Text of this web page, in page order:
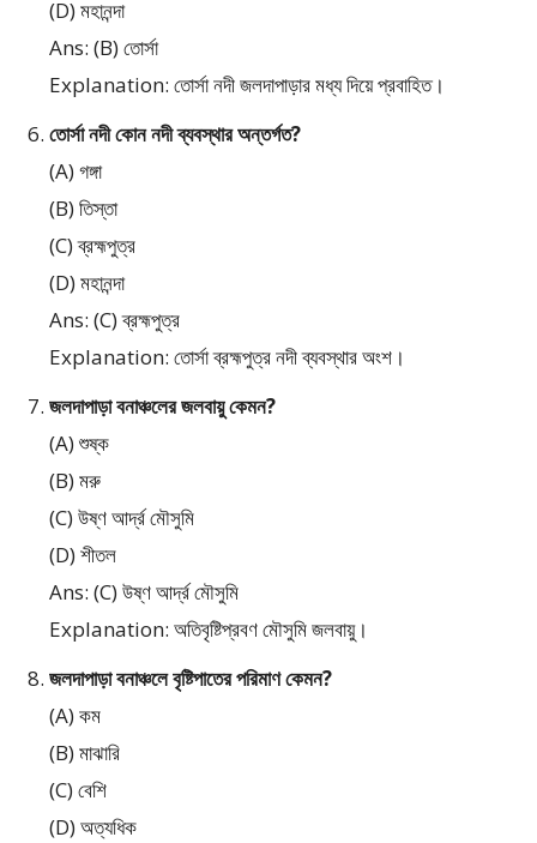
(D) মহানন্দা
Ans: (B) তোর্সা
Explanation: তোর্সা নদী জলদাপাড়ার মধ্য দিয়ে প্রবাহিত।
তোর্সা নদী কোন নদী ব্যবস্থার অন্তর্গত?
(A) গঙ্গা
(B) তিস্তা
(C) ব্রহ্মপুত্র
(D) মহানন্দা
Ans: (C) ব্রহ্মপুত্র
Explanation: তোর্সা ব্রহ্মপুত্র নদী ব্যবস্থার অংশ।
জলদাপাড়া বনাঞ্চলের জলবায়ু কেমন?
(A) শুষ্ক
(B) মরু
(C) উষ্ণ আর্দ্র মৌসুমি
(D) শীতল
Ans: (C) উষ্ণ আর্দ্র মৌসুমি
Explanation: অতিবৃষ্টিপ্রবণ মৌসুমি জলবায়ু।
জলদাপাড়া বনাঞ্চলে বৃষ্টিপাতের পরিমাণ কেমন?
(A) কম
(B) মাঝারি
(C) বেশি
(D) অত্যধিক